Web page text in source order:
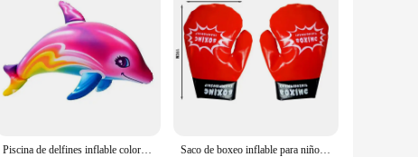
playset is not only durable but also offers a safe and
the atmosphere. Whether you're hosting a birthday bash, a
making it an ideal choice for vendors, suppliers, and
always ready for the next big event. With no complex
Piscina de delfines inflable colorida para niños, juguete de juego de natación, flotador de piscina, deportes acuáticos, regalos para niños, 85cm Saco de boxeo inflable para niños, Bopper con acción de rebote, juguetes inflables para niños